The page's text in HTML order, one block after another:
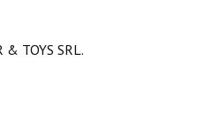
TOYS SRL.